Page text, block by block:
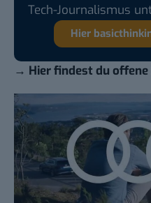
Tech-Journalismus
Hier
→ Hier findest du